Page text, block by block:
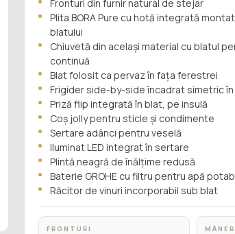
Fronturi din furnir natural de stejar
Plita BORA Pure cu hotă integrată
blatului
Chiuvetă din același material cu blatul
continuă
Blat folosit ca pervaz în fața ferestrei
Frigider side-by-side încadrat simetric
Priză flip integrată în blat, pe insulă
Coș jolly pentru sticle și condimente
Sertare adânci pentru veselă
Iluminat LED integrat în sertare
Plintă neagră de înălțime redusă
Baterie GROHE cu filtru pentru apă
Răcitor de vinuri incorporabil sub blat
FRONTURI MÂNER